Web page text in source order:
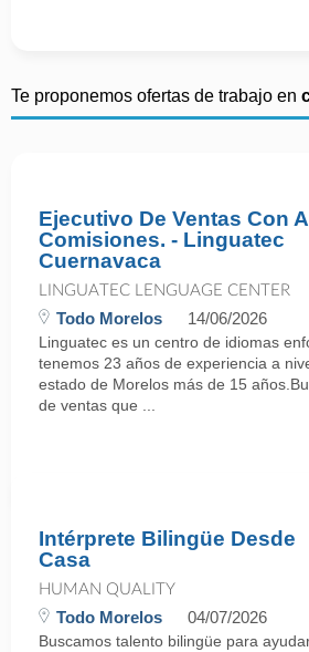
Te proponemos ofertas de trabajo en
Ejecutivo De Ventas Con
Comisiones. - Linguatec
Cuernavaca
LINGUATEC LENGUAGE CENTER
Todo Morelos 14/06/2026
Linguatec es un centro de idiomas
tenemos 23 años de experiencia a
estado de Morelos más de 15
de ventas que ...
Intérprete Bilingüe Desde
Casa
HUMAN QUALITY
Todo Morelos 04/07/2026
Buscamos talento bilingüe para